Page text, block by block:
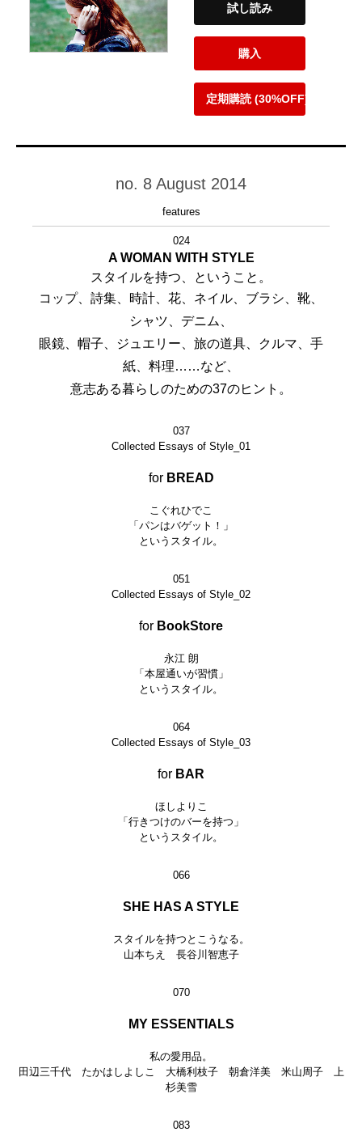
試し読み
購入
定期購読 (30%OFF)
no. 8 August 2014
features
024
A WOMAN WITH STYLE
スタイルを持つ、ということ。
コップ、詩集、時計、花、ネイル、ブラシ、靴、
シャツ、デニム、
眼鏡、帽子、ジュエリー、旅の道具、クルマ、手
紙、料理……など、
意志ある暮らしのための37のヒント。
037
Collected Essays of Style_01
for BREAD
こぐれひでこ
「パンはバゲット！」
というスタイル。
051
Collected Essays of Style_02
for BookStore
永江 朗
「本屋通いが習慣」
というスタイル。
064
Collected Essays of Style_03
for BAR
ほしよりこ
「行きつけのバーを持つ」
というスタイル。
066
SHE HAS A STYLE
スタイルを持つとこうなる。
山本ちえ 長谷川智恵子
070
MY ESSENTIALS
私の愛用品。
田辺三千代 たかはしよしこ 大橋利枝子 朝倉洋美 米山周子 上
杉美雪
083